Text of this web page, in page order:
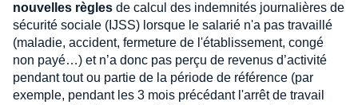
nouvelles règles de calcul des indemnités journalières de
sécurité sociale (IJSS) lorsque le salarié n'a pas travaillé
(maladie, accident, fermeture de l'établissement, congé
non payé…) et n’a donc pas perçu de revenus d’activité
pendant tout ou partie de la période de référence (par
exemple, pendant les 3 mois précédant l'arrêt de travail